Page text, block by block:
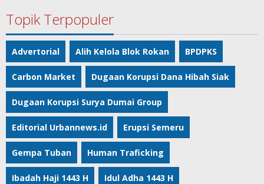
Topik Terpopuler
Advertorial Alih Kelola Blok Rokan BPDPKS
Carbon Market Dugaan Korupsi Dana Hibah Siak
Dugaan Korupsi Surya Dumai Group
Editorial Urbannews.id Erupsi Semeru
Gempa Tuban Human Traficking
Ibadah Haji 1443 H Idul Adha 1443 H